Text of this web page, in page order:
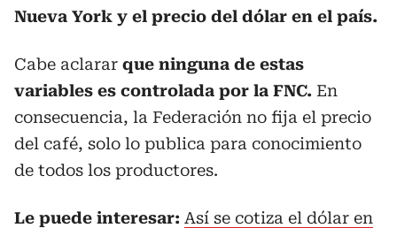
Nueva York y el precio del dólar en el país.
Cabe aclarar que ninguna de estas
variables es controlada por la FNC. En
consecuencia, la Federación no fija el precio
del café, solo lo publica para conocimiento
de todos los productores.
Le puede interesar: Así se cotiza el dólar en